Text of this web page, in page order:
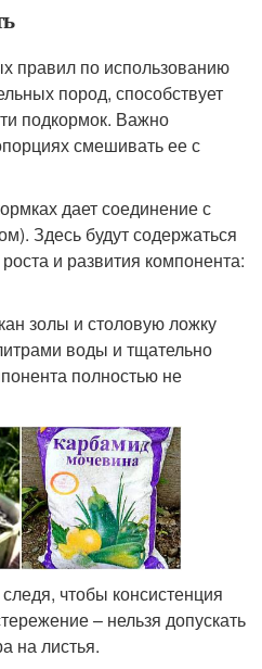
правил по использованию
пород, способствует
подкормок. Важно
смешивать ее с
дает соединение с
Здесь будут содержаться
и развития компонента:
золы и столовую ложку
воды и тщательно
полностью не
чтобы консистенция
– нельзя допускать
на листья.